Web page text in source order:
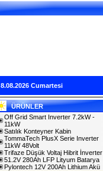
8.08.2026 Cumartesi
ÜRÜNLER
Off Grid Smart Inverter 7.2kW -
11kW
Satılık Konteyner Kabin
TommaTech PlusX Serie Inverter
11kW 48Volt
Trifaze Düşük Voltaj Hibrit İnverter
51.2V 280Ah LFP Lityum Batarya
Pylontech 12V 200Ah Lithium Akü